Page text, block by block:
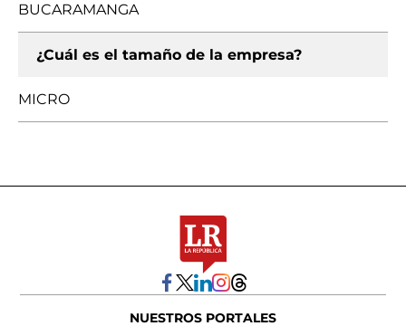
BUCARAMANGA
¿Cuál es el tamaño de la empresa?
MICRO
NUESTROS PORTALES